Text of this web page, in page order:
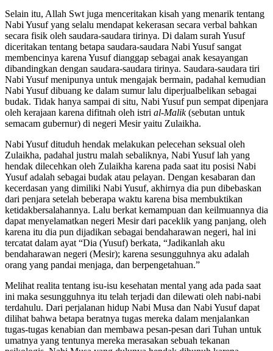
Selain itu, Allah Swt juga menceritakan kisah yang menarik tentang
Nabi Yusuf yang selalu mendapat kekerasan secara verbal bahkan
secara fisik oleh saudara-saudara tirinya. Di dalam surah Yusuf
diceritakan tentang betapa saudara-saudara Nabi Yusuf sangat
membencinya karena Yusuf dianggap sebagai anak kesayangan
dibandingkan dengan saudara-saudara tirinya. Saudara-saudara tiri
Nabi Yusuf menipunya untuk mengajak bermain, padahal kemudian
Nabi Yusuf dibuang ke dalam sumur lalu diperjualbelikan sebagai
budak. Tidak hanya sampai di situ, Nabi Yusuf pun sempat dipenjara
oleh kerajaan karena difitnah oleh istri al-Malik(sebutan untuk
semacam gubernur) di negeri Mesir yaitu Zulaikha.
Nabi Yusuf dituduh hendak melakukan pelecehan seksual oleh
Zulaikha, padahal justru malah sebaliknya, Nabi Yusuf lah yang
hendak dilecehkan oleh Zulaikha karena pada saat itu posisi Nabi
Yusuf adalah sebagai budak atau pelayan. Dengan kesabaran dan
kecerdasan yang dimiliki Nabi Yusuf, akhirnya dia pun dibebaskan
dari penjara setelah beberapa waktu karena bisa membuktikan
ketidakbersalahannya. Lalu berkat kemampuan dan keilmuannya dia
dapat menyelamatkan negeri Mesir dari paceklik yang panjang, oleh
karena itu dia pun dijadikan sebagai bendaharawan negeri, hal ini
tercatat dalam ayat “Dia (Yusuf) berkata, “Jadikanlah aku
bendaharawan negeri (Mesir); karena sesungguhnya aku adalah
orang yang pandai menjaga, dan berpengetahuan.”
Melihat realita tentang isu-isu kesehatan mental yang ada pada saat
ini maka sesungguhnya itu telah terjadi dan dilewati oleh nabi-nabi
terdahulu. Dari perjalanan hidup Nabi Musa dan Nabi Yusuf dapat
dilihat bahwa betapa beratnya tugas mereka dalam menjalankan
tugas-tugas kenabian dan membawa pesan-pesan dari Tuhan untuk
umatnya yang tentunya mereka merasakan sebuah tekanan